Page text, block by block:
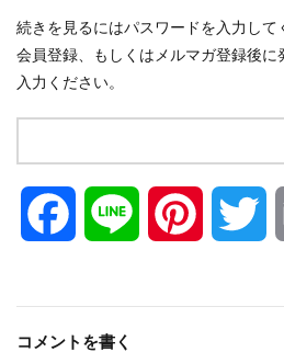
続きを見るにはパスワードを入力して
会員登録、もしくはメルマガ登録後
入力ください。
コメントを書く